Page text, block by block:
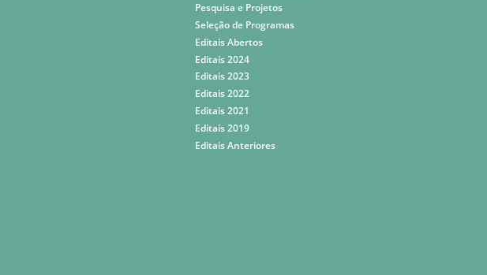
Pesquisa e Projetos
Seleção de Programas
Editais Abertos
Editais 2024
Editais 2023
Editais 2022
Editais 2021
Editais 2019
Editais Anteriores